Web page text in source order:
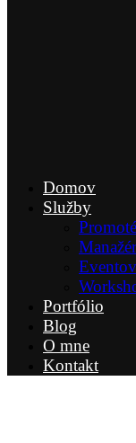
Domov
Služby
Portfólio
Blog
O mne
Kontakt